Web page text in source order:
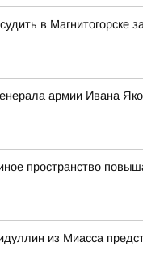
в Магнитогорске
армии Ивана
пространство
из Миасса